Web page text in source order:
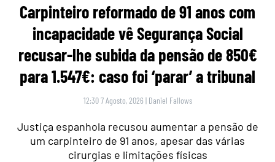
Carpinteiro reformado de 91 anos com
incapacidade vê Segurança Social
recusar-lhe subida da pensão de 850€
para 1.547€: caso foi ‘parar’ a tribunal
12:30 7 Agosto, 2026 | Daniel Fallows
Justiça espanhola recusou aumentar a pensão de
um carpinteiro de 91 anos, apesar das várias
cirurgias e limitações físicas